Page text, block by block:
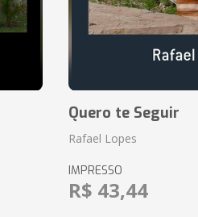
Quero te Seguir
Rafael Lopes
IMPRESSO
R$ 43,44